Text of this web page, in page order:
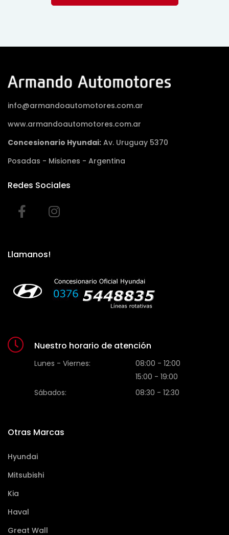
info@armandoautomotores.com.ar
www.armandoautomotores.com.ar
Concesionario Hyundai: Av. Uruguay 5370
Posadas - Misiones - Argentina
Redes Sociales
Llamanos!
Nuestro horario de atención
Lunes - Viernes:
08:00 - 12:00
15:00 - 19:00
Sábados:
08:30 - 12:30
Otras Marcas
Hyundai
Mitsubishi
Kia
Haval
Great Wall